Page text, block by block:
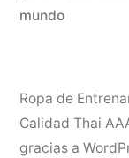
mundo
Ropa de
Calidad Thai
gracias a